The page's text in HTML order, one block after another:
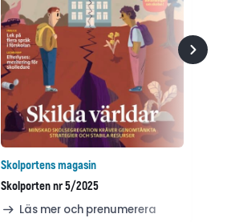
Skolportens magasin
Skolporten nr 5/2025
Läs mer och prenumerera